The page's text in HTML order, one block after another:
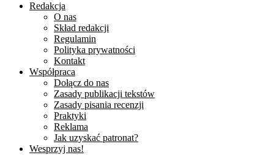
Redakcja
O nas
Skład redakcji
Regulamin
Polityka prywatności
Kontakt
Współpraca
Dołącz do nas
Zasady publikacji tekstów
Zasady pisania recenzji
Praktyki
Reklama
Jak uzyskać patronat?
Wesprzyj nas!